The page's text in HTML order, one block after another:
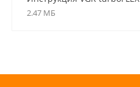
2.47 МБ